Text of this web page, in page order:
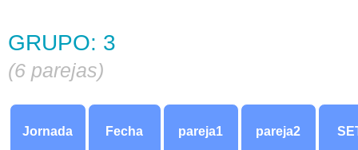
GRUPO: 3
(6 parejas)
Jornada Fecha pareja1 pareja2